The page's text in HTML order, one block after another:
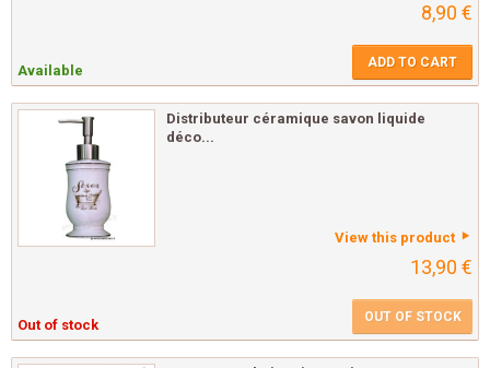
8,90 €
Available ADD TO CART
Distributeur céramique savon liquide
déco...
View this product
13,90 €
Out of stock OUT OF STOCK